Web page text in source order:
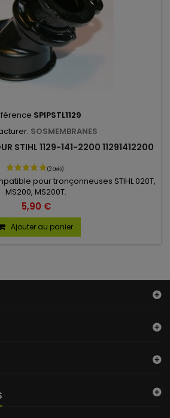
SPIPSTL1129
SOSMEMBRANES
STIHL 1129-141-2200 11291412200
pour tronçonneuses STIHL 020T,
MS200, MS200T.
5,90 €
Ajouter au panier